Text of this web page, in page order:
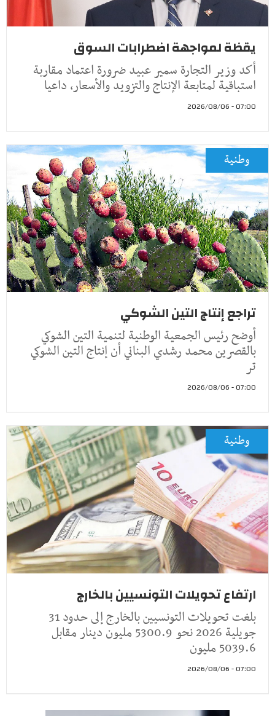
يقظة لمواجهة اضطرابات السوق
أكد وزير التجارة سمير عبيد ضرورة اعتماد مقاربة
استباقية لمتابعة الإنتاج والتزويد والأسعار، داعيا
07:00 - 2026/08/06
وطنية
تراجع إنتاج التين الشوكي
أوضح رئيس الجمعية الوطنية لتنمية التين الشوكي
بالقصرين محمد رشدي البناني أن إنتاج التين الشوكي
تر
07:00 - 2026/08/06
وطنية
ارتفاع تحويلات التونسيين بالخارج
بلغت تحويلات التونسيين بالخارج إلى حدود 31
جويلية 2026 نحو 5300.9 مليون دينار مقابل
5039.6 مليون
07:00 - 2026/08/06